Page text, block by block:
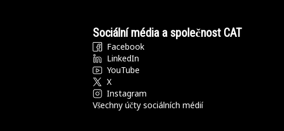
Sociální média a společnost CAT
Facebook
LinkedIn
YouTube
X
Instagram
Všechny účty sociálních médií